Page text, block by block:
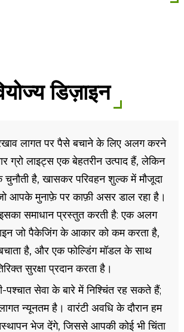
डिज़ाइन
लागत पर पैसे बचाने के लिए अलग करने
ग्रो लाइट्स एक बेहतरीन उत्पाद हैं, लेकिन
है, खासकर परिवहन शुल्क में मौजूदा
आपके मुनाफ़े पर काफ़ी असर डाल रहा है।
समाधान प्रस्तुत करती है: एक अलग
जो पैकेजिंग के आकार को कम करता है,
है, और एक फोल्डिंग मॉडल के साथ
सुरक्षा प्रदान करता है।
पश्चात सेवा के बारे में निश्चिंत रह सकते हैं;
न्यूनतम है। वारंटी अवधि के दौरान हम
भेज देंगे, जिससे आपकी कोई भी चिंता